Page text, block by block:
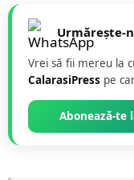
Urmărește-
Vrei să fii mereu la
CalarasiPress pe
Abonează-te